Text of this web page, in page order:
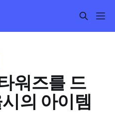
워즈를 드
의 아이템